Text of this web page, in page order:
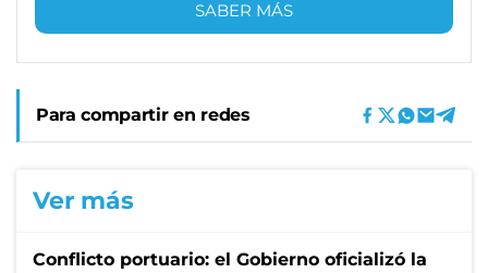
SABER MÁS
Para compartir en redes
Ver más
Conflicto portuario: el Gobierno oficializó la